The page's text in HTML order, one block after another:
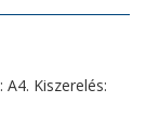
Kiszerelés: